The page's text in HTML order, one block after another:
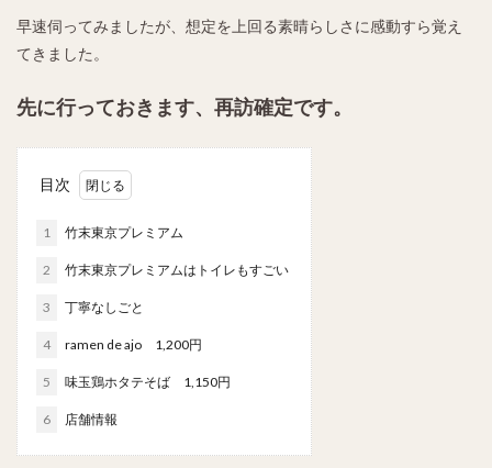
早速伺ってみましたが、想定を上回る素晴らしさに感動すら覚え
てきました。
先に行っておきます、再訪確定です。
目次
1 竹末東京プレミアム
2 竹末東京プレミアムはトイレもすごい
3 丁寧なしごと
4 ramen de ajo 1,200円
5 味玉鶏ホタテそば 1,150円
6 店舗情報